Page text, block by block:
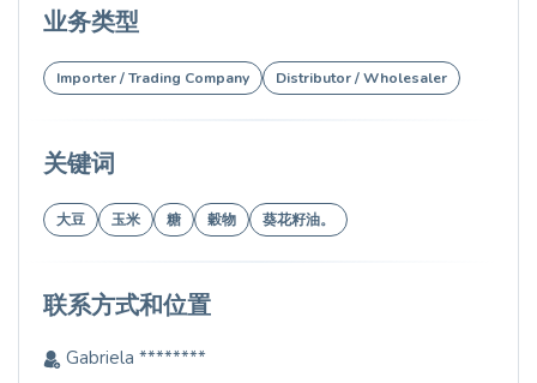
业务类型
Importer / Trading Company Distributor / Wholesaler
关键词
大豆 玉米 糖 穀物 葵花籽油。
联系方式和位置
Gabriela ********